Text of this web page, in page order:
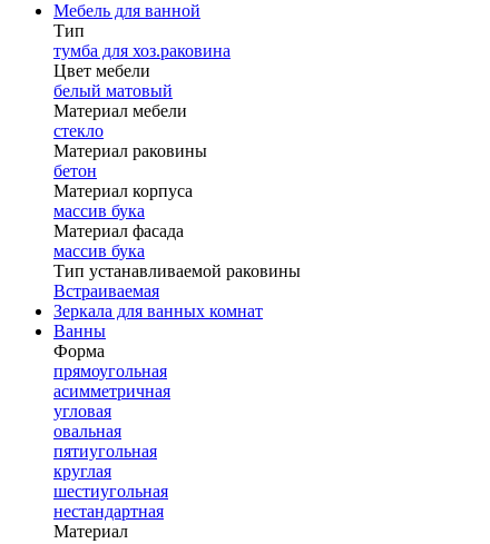
Мебель для ванной
Тип
тумба для хоз.раковина
Цвет мебели
белый матовый
Материал мебели
стекло
Материал раковины
бетон
Материал корпуса
массив бука
Материал фасада
массив бука
Тип устанавливаемой раковины
Встраиваемая
Зеркала для ванных комнат
Ванны
Форма
прямоугольная
асимметричная
угловая
овальная
пятиугольная
круглая
шестиугольная
нестандартная
Материал